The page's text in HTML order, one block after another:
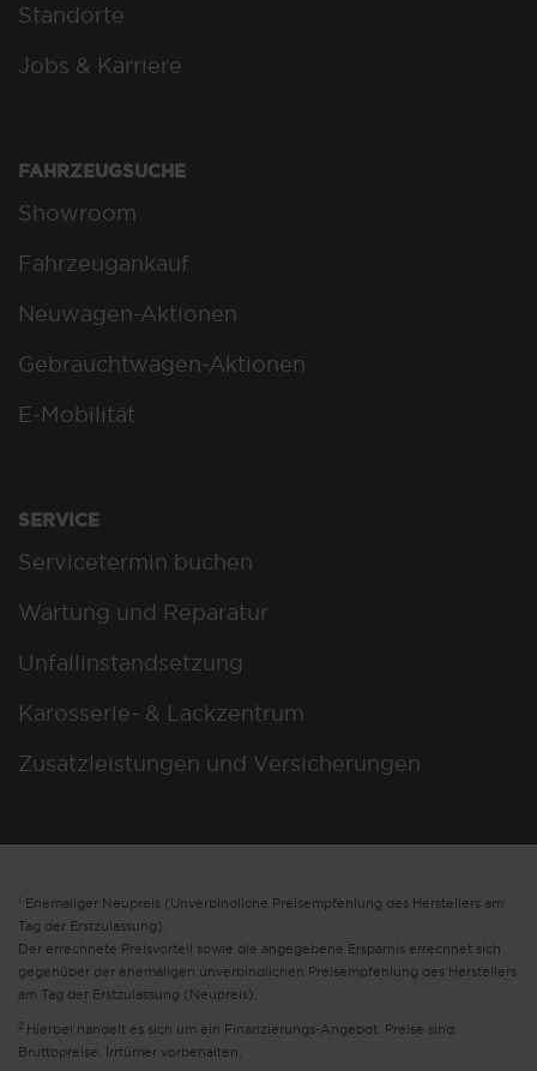
Standorte
Jobs & Karriere
FAHRZEUGSUCHE
Showroom
Fahrzeugankauf
Neuwagen-Aktionen
Gebrauchtwagen-Aktionen
E-Mobilität
SERVICE
Servicetermin buchen
Wartung und Reparatur
Unfallinstandsetzung
Karosserie- & Lackzentrum
Zusatzleistungen und Versicherungen
1 Ehemaliger Neupreis (Unverbindliche Preisempfehlung des Herstellers am
Tag der Erstzulassung).
Der errechnete Preisvorteil sowie die angegebene Ersparnis errechnet sich
gegenüber der ehemaligen unverbindlichen Preisempfehlung des Herstellers
am Tag der Erstzulassung (Neupreis).
2 Hierbei handelt es sich um ein Finanzierungs-Angebot. Preise sind
Bruttopreise. Irrtümer vorbehalten.